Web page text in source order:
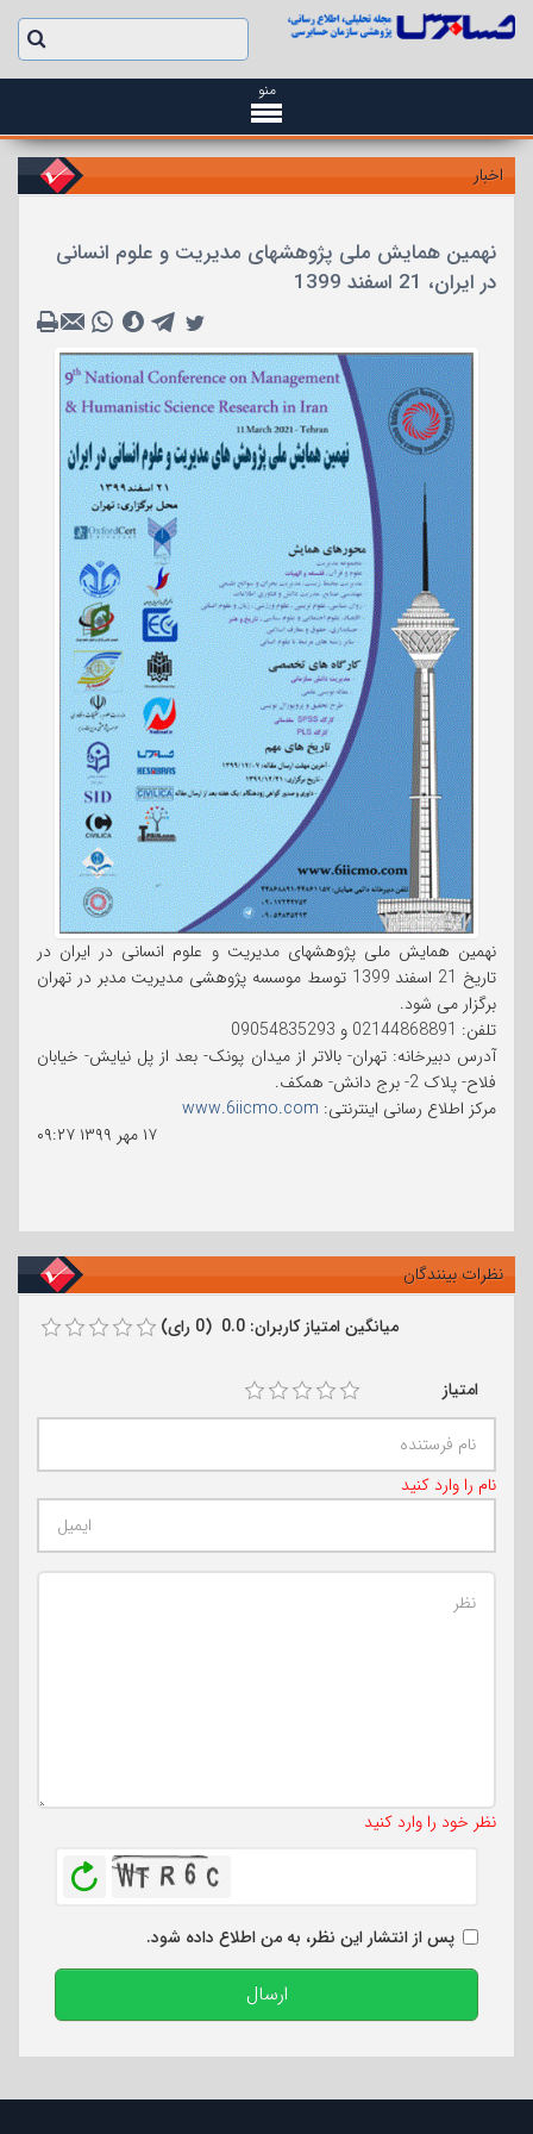
منو
اخبار
نهمین همایش ملی پژوهشهای مدیریت و علوم انسانی
در ایران، 21 اسفند 1399
نهمین همایش ملی پژوهشهای مدیریت و علوم انسانی در ایران در
تاریخ 21 اسفند 1399 توسط موسسه پژوهشی مدیریت مدبر در تهران
برگزار می شود.
تلفن: 02144868891 و 09054835293
آدرس دبیرخانه: تهران- بالاتر از میدان پونک- بعد از پل نیایش- خیابان
فلاح- پلاک 2- برج دانش- همکف.
مرکز اطلاع رسانی اینترنتی: www.6iicmo.com
۱۷ مهر ۱۳۹۹
۰۹:۲۷
نظرات بینندگان
میانگین امتیاز کاربران: 0.0 (0 رای)
امتیاز
نام را وارد کنید
نظر خود را وارد کنید
پس از انتشار این نظر، به من اطلاع داده شود.
ارسال